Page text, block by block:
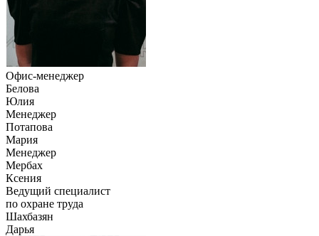
Офис-менеджер
Белова
Юлия
Менеджер
Потапова
Мария
Менеджер
Мербах
Ксения
Ведущий специалист
по охране труда
Шахбазян
Дарья